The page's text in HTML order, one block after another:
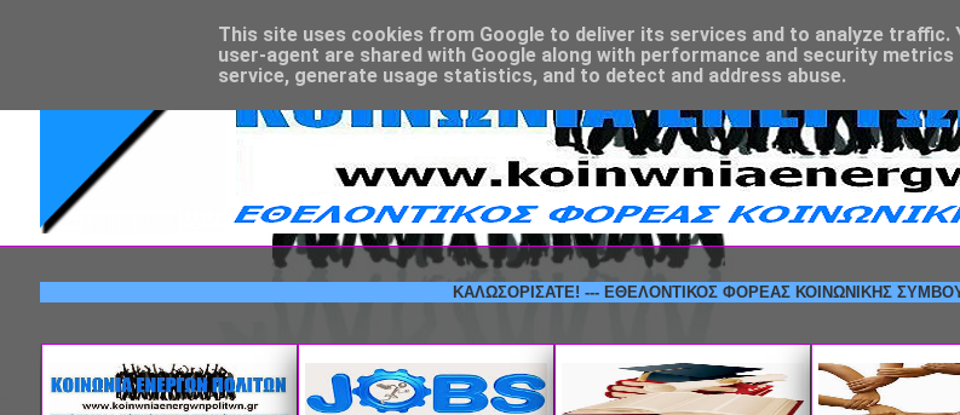
ΚΑΛΩΣΟΡΙΣΑΤΕ! --- ΕΘΕΛΟΝΤΙΚΟΣ ΦΟΡΕΑΣ
This site uses cookies from Google to deliver its services and to analyze traffic.
user-agent are shared with Google along with performance and security
service, generate usage statistics, and to detect and address abuse.